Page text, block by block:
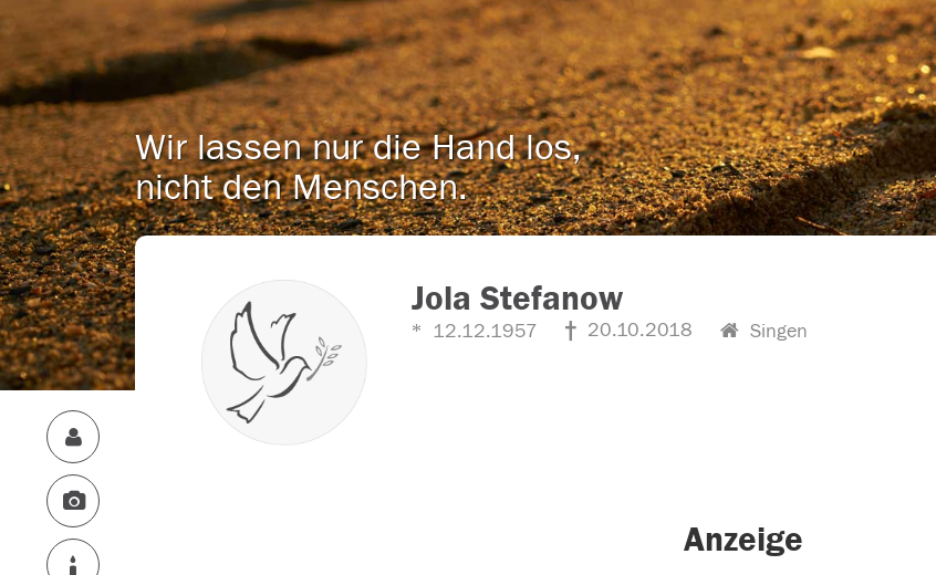
Wir lassen nur die Hand los,
nicht den Menschen.
Jola Stefanow
12.12.1957 20.10.2018 Singen
Anzeige